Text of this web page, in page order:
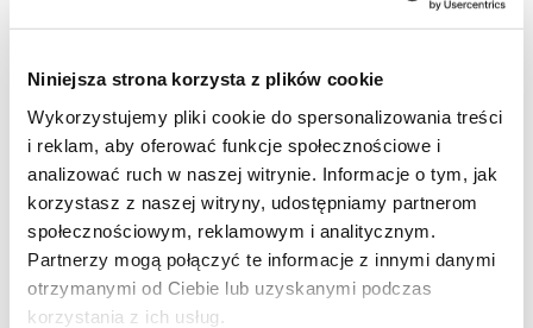
Niniejsza strona korzysta z plików cookie
Wykorzystujemy pliki cookie do spersonalizowania treści
i reklam, aby oferować funkcje społecznościowe i
analizować ruch w naszej witrynie. Informacje o tym, jak
korzystasz z naszej witryny, udostępniamy partnerom
społecznościowym, reklamowym i analitycznym.
Partnerzy mogą połączyć te informacje z innymi danymi
otrzymanymi od Ciebie lub uzyskanymi podczas
korzystania z ich usług.
Manicure Narzędzia Manicure Tweezerman
Narzędzia Tweezerman